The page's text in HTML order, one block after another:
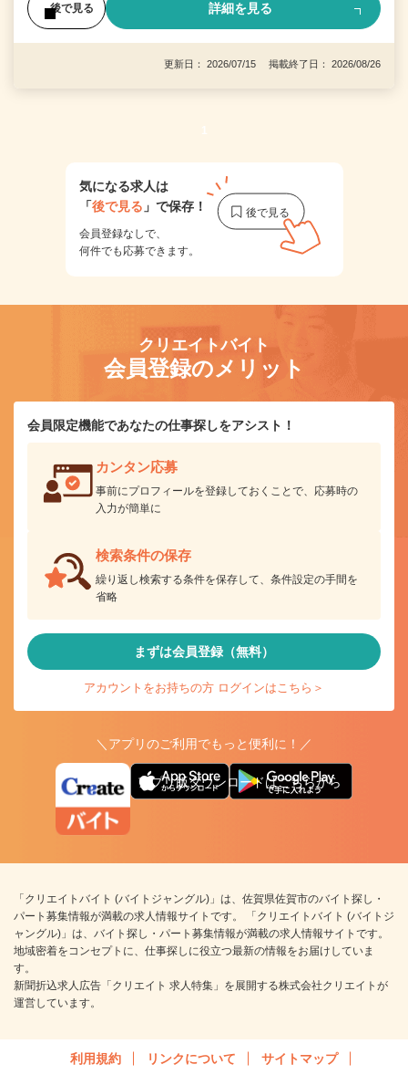
後で見る 詳細を見る
更新日： 2026/07/15 掲載終了日： 2026/08/26
1
気になる求人は
「後で見る 」で保存！
会員登録なしで、
何件でも応募できます。
クリエイトバイト
会員登録のメリット
会員限定機能であなたの仕事探しをアシスト！
カンタン応募
事前にプロフィールを登録しておくことで、応募時の
入力が簡単に
検索条件の保存
繰り返し検索する条件を保存して、条件設定の手間を
省略
まずは会員登録（無料）
アカウントをお持ちの方 ログインはこちら＞
＼アプリのご利用でもっと便利に！／
アプリ版ダウンロードはこちらから
「クリエイトバイト (バイトジャングル)」は、佐賀県佐賀市のバイト探し・
パート募集情報が満載の求人情報サイトです。 「クリエイトバイト (バイトジ
ャングル)」は、バイト探し・パート募集情報が満載の求人情報サイトです。
地域密着をコンセプトに、仕事探しに役立つ最新の情報をお届けしていま
す。
新聞折込求人広告「クリエイト 求人特集」を展開する株式会社クリエイトが
運営しています。
利用規約 リンクについて
サイトマップ